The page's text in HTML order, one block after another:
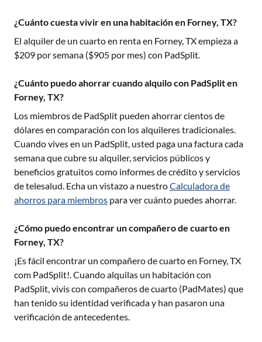
¿Cuánto cuesta vivir en una habitación en Forney, TX?
El alquiler de un cuarto en renta en Forney, TXempieza a
$209 por semana ($905 por mes) con PadSplit.
¿Cuánto puedo ahorrar cuando alquilo con PadSplit en
Forney, TX?
Los miembros de PadSplit pueden ahorrar cientos de
dólares en comparación con los alquileres tradicionales.
Cuando vives en un PadSplit, usted paga una factura cada
semana que cubre su alquiler, servicios públicos y
beneficios gratuitos como informes de crédito y servicios
de telesalud. Echa un vistazo a nuestroCalculadora de
ahorros para miembros para ver cuánto puedes ahorrar.
¿Cómo puedo encontrar un compañero de cuarto en
Forney, TX?
¡Es fácil encontrar un compañero de cuarto en Forney, TX
com PadSplit!. Cuando alquilas un habitación con
PadSplit, vivis con compañeros de cuarto (PadMates) que
han tenido su identidad verificada y han pasaron una
verificación de antecedentes.